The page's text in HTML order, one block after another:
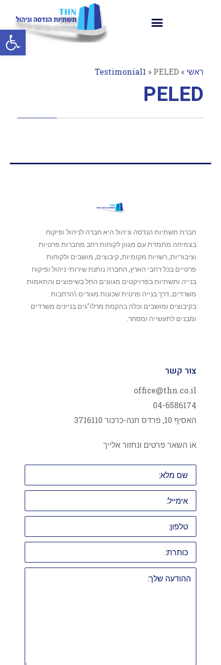
פתח
ראשי »
Testimonial1 » PELED
PELED
חברת תשתיות הנדסה וניהול היא חברה לניהול ופיקוח
בצמיחה מתמדת עם מגוון לקוחות רחב מחברות פרטיות
וציבוריות, רשויות מקומיות, קיבוצים, מושבים ולקוחות
פרטיים בכל רחבי הארץ, החברה נותנת שירותי ניהול ופיקוח
בנייה ותשתיות בפרויקטים מגוונים החל בשיפוצים והתאמות
משרדים, דרך בנייה פרטית שכונות מגורים \הרחבות
בקיבוצים ומושבים וכלה בהקמת מרלו"גים בניינים משרדים
ומבנים לתעשייה ומסחר.
צור קשר
office@thn.co.il
04-6586174
האסיף 10, פרדס חנה-כרכור 3716110
או השאר פרטים ונחזור אלייך
שם
מלא:
אימייל:
טלפון:
כותרת:
ההודעה
שלך: